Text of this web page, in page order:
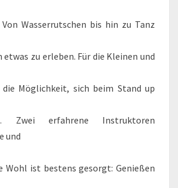
Wasserrutschen bis hin zu Tanz
zu erleben. Für die Kleinen und
Möglichkeit, sich beim Stand up
Zwei erfahrene Instruktoren
und
Wohl ist bestens gesorgt: Genießen